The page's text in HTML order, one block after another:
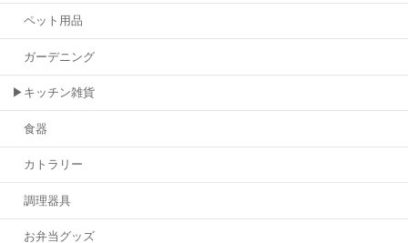
ペット用品
ガーデニング
▶キッチン雑貨
食器
カトラリー
調理器具
お弁当グッズ